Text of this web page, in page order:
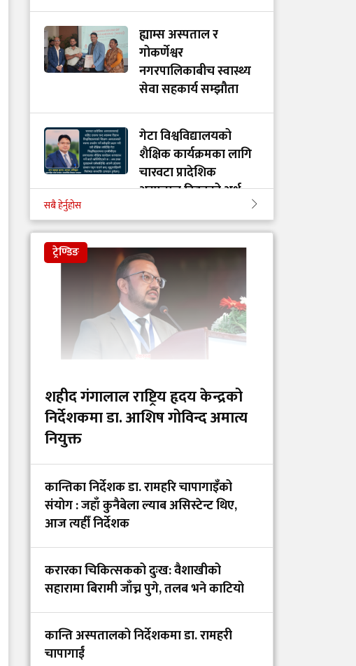
ह्याम्स अस्पताल र
गोकर्णेश्वर
नगरपालिकाबीच स्वास्थ्य
सेवा सहकार्य सम्झौता
गेटा विश्वविद्यालयको
शैक्षिक कार्यक्रमका लागि
चारवटा प्रादेशिक
अस्पताल दिइनुको अर्थ
गाभीले नेपाललाई ३ करोड
९६ लाख डलर बराबरको
खोप र १ करोड ८० लाख
डलर अनुदान दिने
आईसीयूमा रहेका
आन्दोलनरत इन्टर्न
सम्बोधन गर्न सांसद खुस्बु
ओलीको आग्रह
गंगालालको नवनियुक्त
निर्देशक प्रा.डा. आशिष
गोविन्द अमात्य को हुन्?
सांसद प्रा.डा. चन्द्रमोहन
यादवको प्रश्न- ‘ढल्केबरको
ट्रमा सेन्टर कहाँ हरायो?’
डाक्टर र सांसदका
चालकको तलब 'उस्तै' भन्दै
सबै हेर्नुहोस
ट्रेण्डिङ
शहीद गंगालाल राष्ट्रिय हृदय केन्द्रको
निर्देशकमा डा. आशिष गोविन्द अमात्य
नियुक्त
कान्तिका निर्देशक डा. रामहरि चापागाइँको
संयोग : जहाँ कुनैबेला ल्याब असिस्टेन्ट थिए,
आज त्यहीँ निर्देशक
करारका चिकित्सकको दुःख: वैशाखीको
सहारामा बिरामी जाँच्न पुगे, तलब भने काटियो
कान्ति अस्पतालको निर्देशकमा डा. रामहरी
चापागाईं